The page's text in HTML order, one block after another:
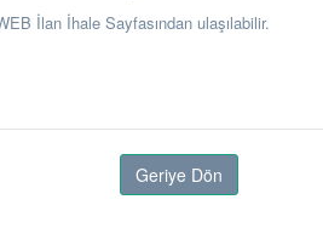
İlan İhale Sayfasından ulaşılabilir.
Geriye Dön